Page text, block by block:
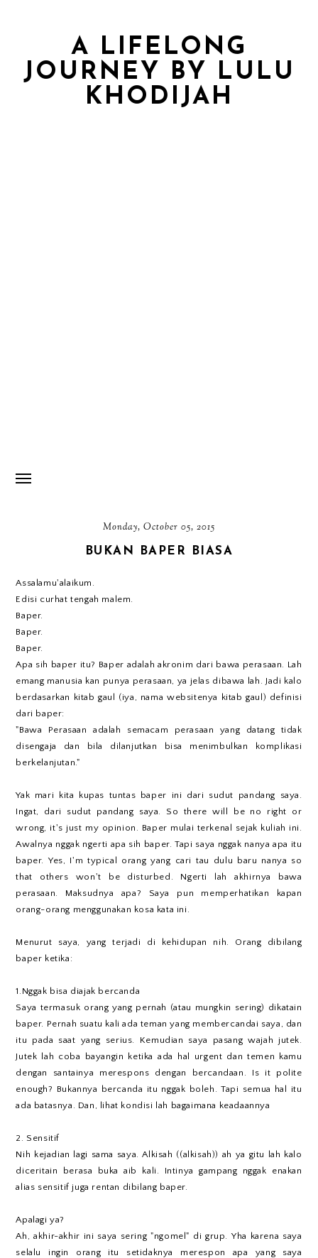
A LIFELONG
JOURNEY BY LULU
KHODIJAH
Monday, October 05, 2015
BUKAN BAPER BIASA
Assalamu'alaikum.
Edisi curhat tengah malem.
Baper.
Baper.
Baper.
Apa sih baper itu? Baper adalah akronim dari bawa perasaan. Lah
emang manusia kan punya perasaan, ya jelas dibawa lah. Jadi kalo
berdasarkan kitab gaul (iya, nama websitenya kitab gaul) definisi
dari baper:
"Bawa Perasaan adalah semacam perasaan yang datang tidak
disengaja dan bila dilanjutkan bisa menimbulkan komplikasi
berkelanjutan."
Yak mari kita kupas tuntas baper ini dari sudut pandang saya.
Ingat, dari sudut pandang saya. So there will be no right or
wrong, it's just my opinion. Baper mulai terkenal sejak kuliah ini.
Awalnya nggak ngerti apa sih baper. Tapi saya nggak nanya apa itu
baper. Yes, I'm typical orang yang cari tau dulu baru nanya so
that others won't be disturbed. Ngerti lah akhirnya bawa
perasaan. Maksudnya apa? Saya pun memperhatikan kapan
orang-orang menggunakan kosa kata ini.
Menurut saya, yang terjadi di kehidupan nih. Orang dibilang
baper ketika:
1.Nggak bisa diajak bercanda
Saya termasuk orang yang pernah (atau mungkin sering) dikatain
baper. Pernah suatu kali ada teman yang membercandai saya, dan
itu pada saat yang serius. Kemudian saya pasang wajah jutek.
Jutek lah coba bayangin ketika ada hal urgent dan temen kamu
dengan santainya merespons dengan bercandaan. Is it polite
enough? Bukannya bercanda itu nggak boleh. Tapi semua hal itu
ada batasnya. Dan, lihat kondisi lah bagaimana keadaannya
2. Sensitif
Nih kejadian lagi sama saya. Alkisah ((alkisah)) ah ya gitu lah kalo
diceritain berasa buka aib kali. Intinya gampang nggak enakan
alias sensitif juga rentan dibilang baper.
Apalagi ya?
Ah, akhir-akhir ini saya sering "ngomel" di grup. Yha karena saya
selalu ingin orang itu setidaknya merespon apa yang saya